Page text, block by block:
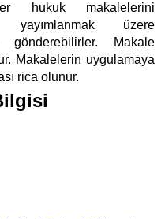
hukuk makalelerini
üzere
Makale
Makalelerin uygulamaya
rica olunur.